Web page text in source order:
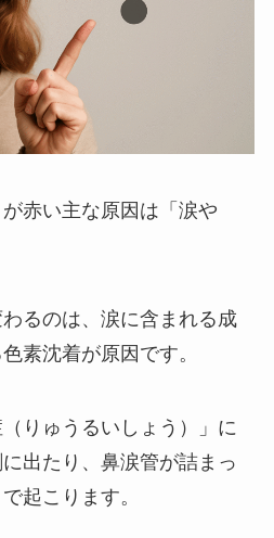
赤い主な原因は「涙や
るのは、涙に含まれる成
素沈着が原因です。
りゅうるいしょう）」に
出たり、鼻涙管が詰まっ
起こります。